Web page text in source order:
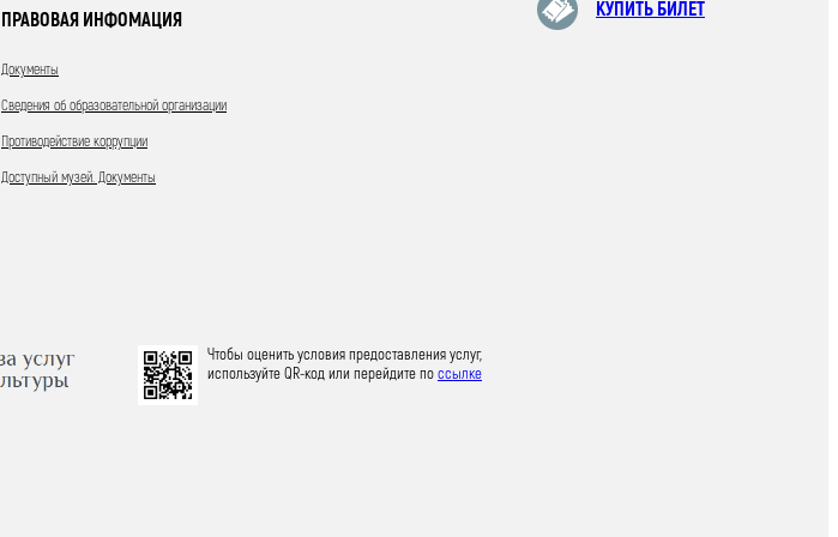
ПРАВОВАЯ ИНФОМАЦИЯ
Документы
Сведения об образовательной организации
Противодействие коррупции
Доступный музей. Документы
КУПИТЬ БИЛЕТ
Чтобы оценить условия предоставления услуг,
используйте QR-код или перейдите поссылке